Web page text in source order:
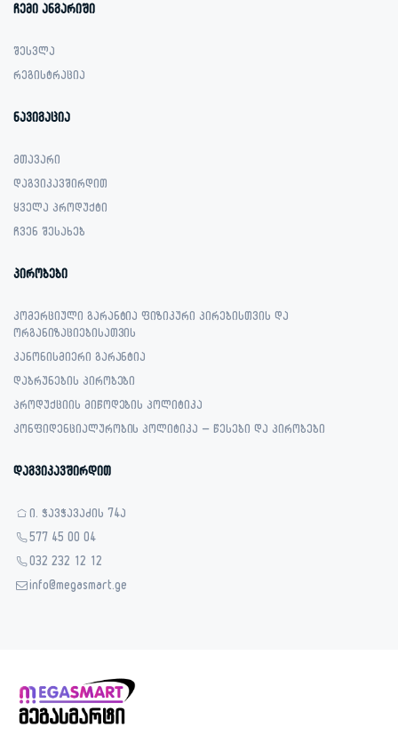
ჩემი ანგარიში
შესვლა
რეგისტრაცია
ნავიგაცია
მთავარი
დაგვიკავშირდით
ყველა პროდუქტი
ჩვენ შესახებ
პირობები
კომერციული გარანტია ფიზიკური პირებისთვის და
ორგანიზაციებისათვის
კანონისმიერი გარანტია
დაბრუნების პირობები
პროდუქციის მიწოდების პოლიტიკა
კონფიდენციალურობის პოლიტიკა – წესები და პირობები
დაგვიკავშირდით
ი. ჭავჭავაძის 74ა
577 45 00 04
032 232 12 12
info@megasmart.ge